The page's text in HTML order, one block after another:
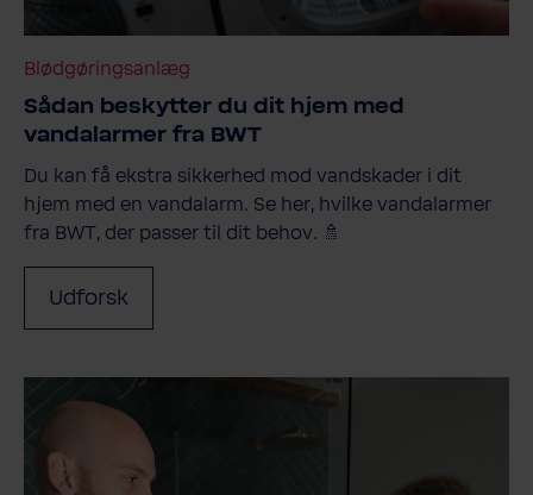
Blødgøringsanlæg
Sådan beskytter du dit hjem med
vandalarmer fra BWT
Du kan få ekstra sikkerhed mod vandskader i dit
hjem med en vandalarm. Se her, hvilke vandalarmer
fra BWT, der passer til dit behov. 🚿
Udforsk